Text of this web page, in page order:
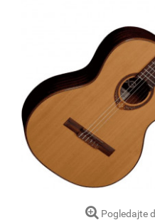
Pogledajte